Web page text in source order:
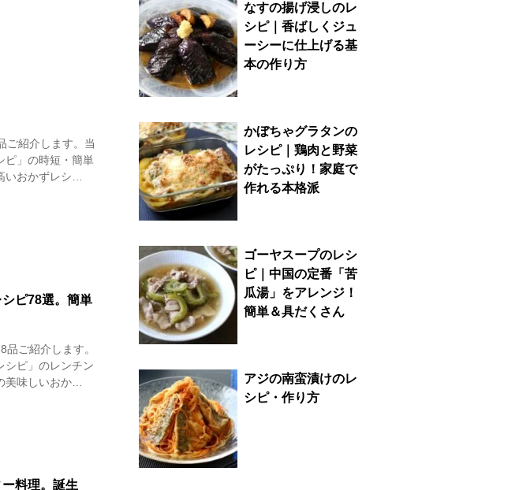
ご紹介します。当
ピ」の時短・簡単
いおかずレシ…
ピ78選。簡単
ご紹介します。
シピ」のレンチン
美味しいおか…
料理。誕生
なすの揚げ浸しのレ
シピ｜香ばしくジュ
ーシーに仕上げる基
本の作り方
かぼちゃグラタンの
レシピ｜鶏肉と野菜
がたっぷり！家庭で
作れる本格派
ゴーヤスープのレシ
ピ｜中国の定番「苦
瓜湯」をアレンジ！
簡単＆具だくさん
アジの南蛮漬けのレ
シピ・作り方